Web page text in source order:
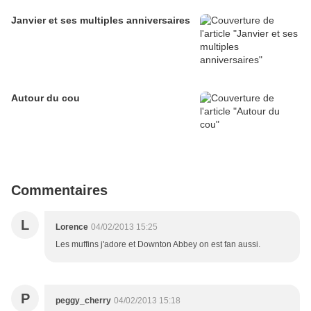
Janvier et ses multiples anniversaires
Autour du cou
Commentaires
L Lorence 04/02/2013 15:25
Les muffins j'adore et Downton Abbey on est fan aussi.
P peggy_cherry 04/02/2013 15:18